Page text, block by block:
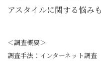
アスタイルに関する悩み
＜調査概要＞
調査手法：インターネット調査